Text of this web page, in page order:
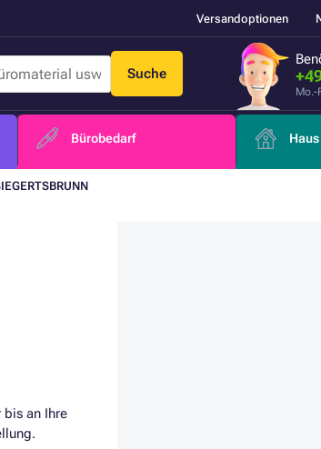
Versandoptionen
Suche
Mo.-
Bürobedarf
bis an Ihre